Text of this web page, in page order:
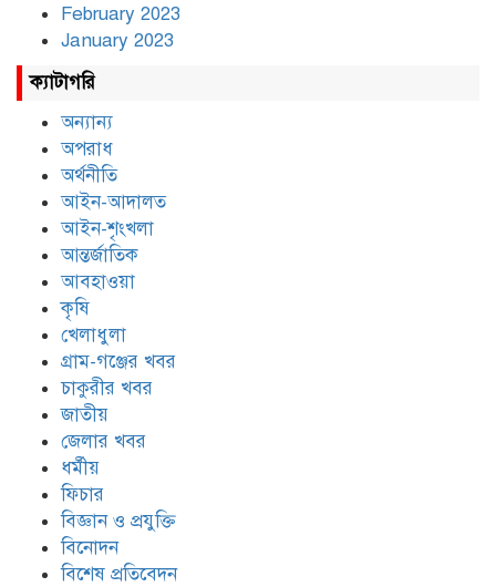
February 2023
January 2023
ক্যাটাগরি
অন্যান্য
অপরাধ
অর্থনীতি
আইন-আদালত
আইন-শৃংখলা
আন্তর্জাতিক
আবহাওয়া
কৃষি
খেলাধুলা
গ্রাম-গঞ্জের খবর
চাকুরীর খবর
জাতীয়
জেলার খবর
ধর্মীয়
ফিচার
বিজ্ঞান ও প্রযুক্তি
বিনোদন
বিশেষ প্রতিবেদন